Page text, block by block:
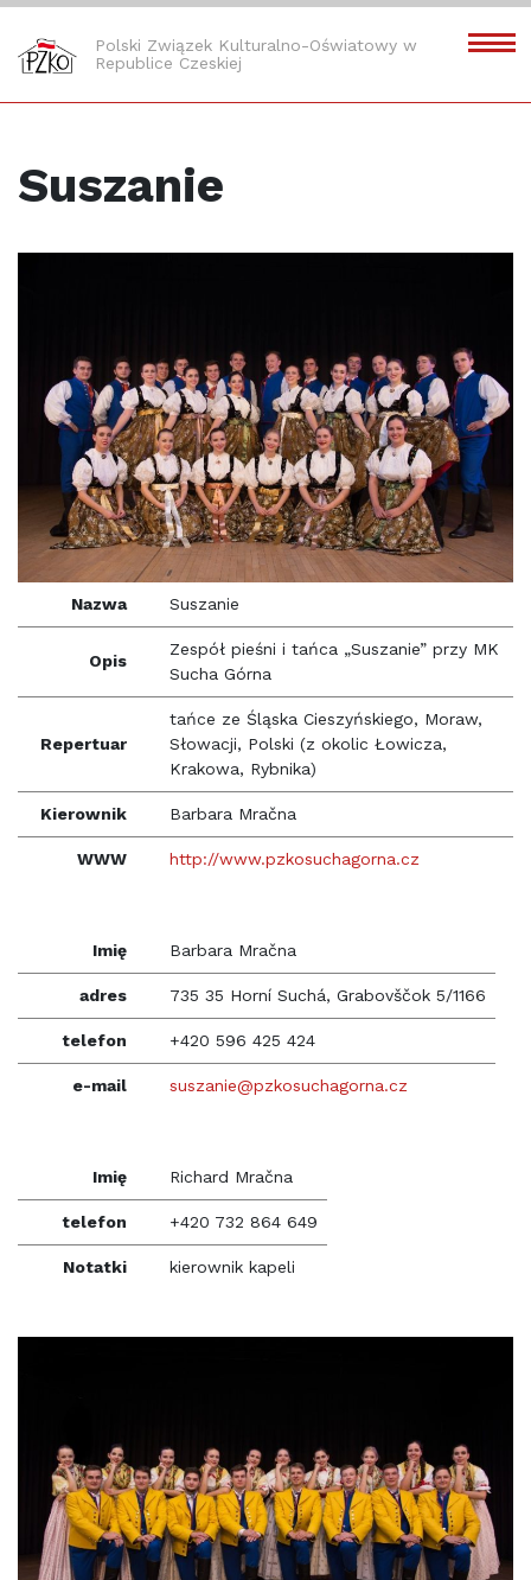
Polski Związek Kulturalno-Oświatowy w
Republice Czeskiej
Suszanie
Nazwa Suszanie
Opis
Zespół pieśni i tańca „Suszanie” przy MK
Sucha Górna
Repertuar
tańce ze Śląska Cieszyńskiego, Moraw,
Słowacji, Polski (z okolic Łowicza,
Krakowa, Rybnika)
Kierownik Barbara Mračna
WWW http://www.pzkosuchagorna.cz
Imię Barbara Mračna
adres 735 35 Horní Suchá, Grabovščok 5/1166
telefon +420 596 425 424
e-mail suszanie@pzkosuchagorna.cz
Imię Richard Mračna
telefon +420 732 864 649
Notatki kierownik kapeli